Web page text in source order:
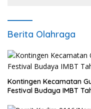
Berita Olahraga
Kontingen Kecamatan
Festival Budaya IMBT